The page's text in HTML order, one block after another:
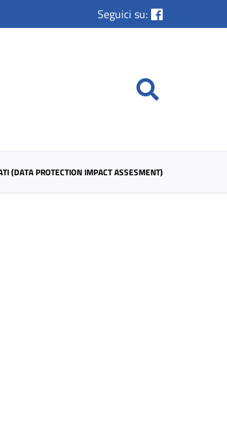
Seguici su:
(DATA PROTECTION IMPACT ASSESMENT)